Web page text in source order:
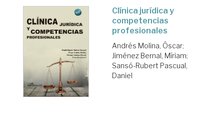
Clínica jurídica y
competencias
profesionales
Andrés Molina, Óscar;
Jiménez Bernal, Míriam;
Sansó-Rubert Pascual,
Daniel